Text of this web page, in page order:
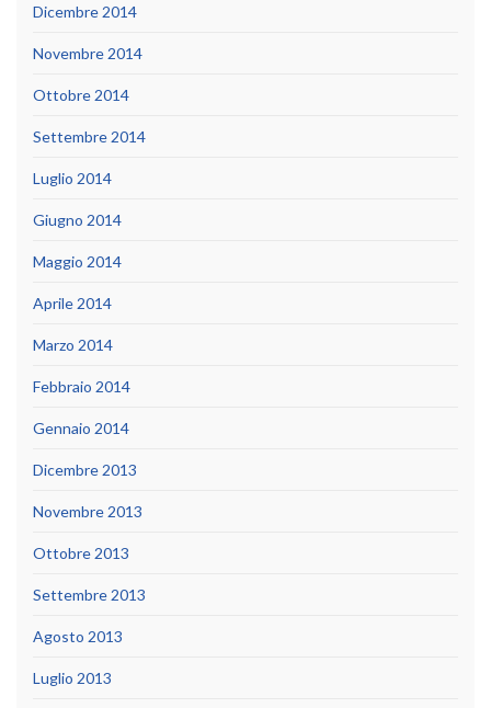
Dicembre 2014
Novembre 2014
Ottobre 2014
Settembre 2014
Luglio 2014
Giugno 2014
Maggio 2014
Aprile 2014
Marzo 2014
Febbraio 2014
Gennaio 2014
Dicembre 2013
Novembre 2013
Ottobre 2013
Settembre 2013
Agosto 2013
Luglio 2013